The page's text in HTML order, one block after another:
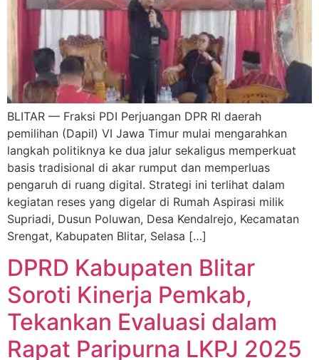
BLITAR — Fraksi PDI Perjuangan DPR RI daerah
pemilihan (Dapil) VI Jawa Timur mulai mengarahkan
langkah politiknya ke dua jalur sekaligus memperkuat
basis tradisional di akar rumput dan memperluas
pengaruh di ruang digital. Strategi ini terlihat dalam
kegiatan reses yang digelar di Rumah Aspirasi milik
Supriadi, Dusun Poluwan, Desa Kendalrejo, Kecamatan
Srengat, Kabupaten Blitar, Selasa […]
DPRD Kabupaten Blitar
Soroti Kinerja Pemkab,
Tekankan Evaluasi dalam
Rapat Paripurna LKPJ 2025